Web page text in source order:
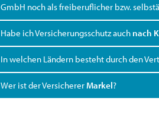
GmbH noch als freiberuflicher bzw.
Habe ich Versicherungsschutz auch nach
In welchen Ländern besteht durch den
Wer ist der Versicherer Markel?